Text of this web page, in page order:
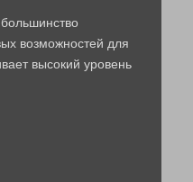
возможностей для
высокий уровень